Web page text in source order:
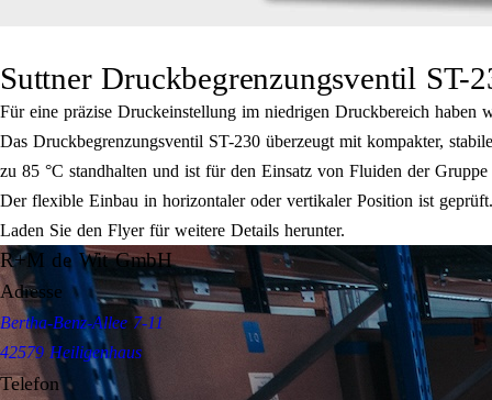
Suttner Druckbegrenzungsventil ST-
Für eine präzise Druckeinstellung im niedrigen Druckbereich haben
Das Druckbegrenzungsventil ST-230 überzeugt mit kompakter,
zu 85 °C standhalten und ist für den Einsatz von Fluiden der
Der flexible Einbau in horizontaler oder vertikaler Position ist geprüft.
Laden Sie den Flyer für weitere Details herunter.
R+M de Wit GmbH
Adresse
Bertha-Benz-Allee 7-11
42579 Heiligenhaus
Telefon